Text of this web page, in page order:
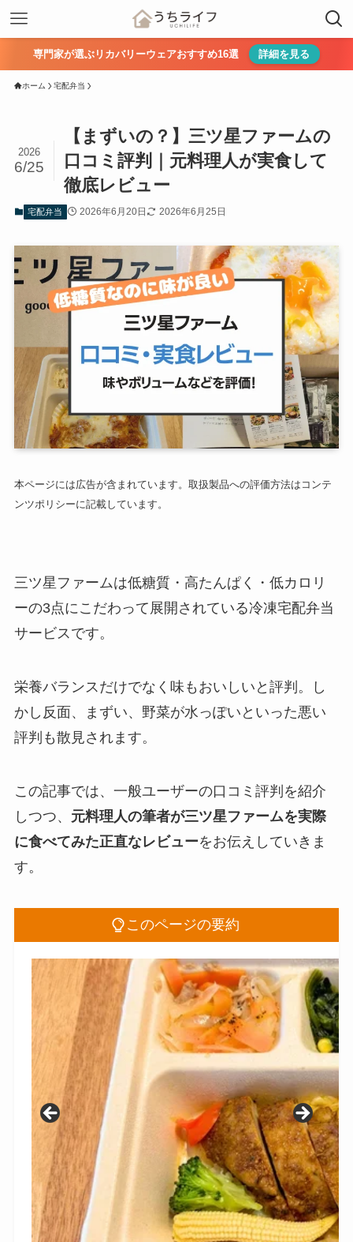
専門家が選ぶリカバリーウェアおすすめ16選 詳細を見る
ホーム 宅配弁当
【まずいの？】三ツ星ファームの
口コミ評判｜元料理人が実食して
徹底レビュー
2026
6/25
宅配弁当 2026年6月20日 2026年6月25日
本ページには広告が含まれています。取扱製品への評価方法はコンテ
ンツポリシーに記載しています。
三ツ星ファームは低糖質・高たんぱく・低カロリ
ーの3点にこだわって展開されている冷凍宅配弁当
サービスです。
栄養バランスだけでなく味もおいしいと評判。し
かし反面、まずい、野菜が水っぽいといった悪い
評判も散見されます。
この記事では、一般ユーザーの口コミ評判を紹介
しつつ、 元料理人の筆者が三ツ星ファームを実際
に食べてみた正直なレビューをお伝えしていきま
す。
このページの要約